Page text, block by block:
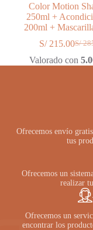
Color Motion
250ml +
200ml +
S/
El
S/215.00El
actual
Valorado con
Ofrecemos envío
tus
Ofrecemos un
realizar
Ofrecemos un
encontrar los